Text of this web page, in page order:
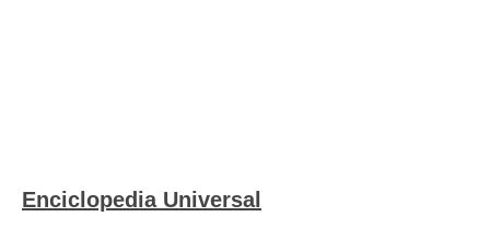
Enciclopedia Universal